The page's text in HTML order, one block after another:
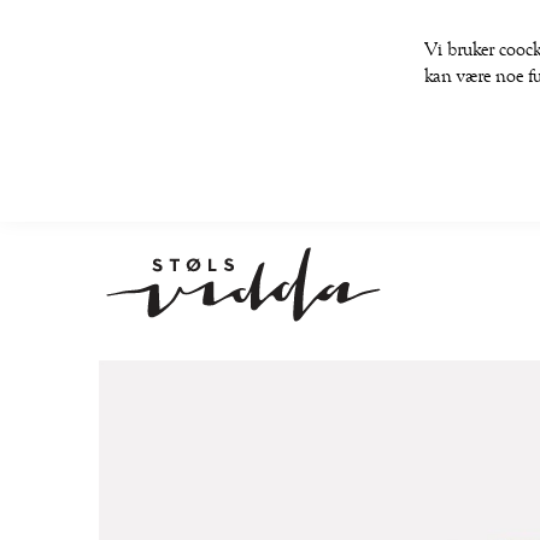
Vi bruker
kan være noe